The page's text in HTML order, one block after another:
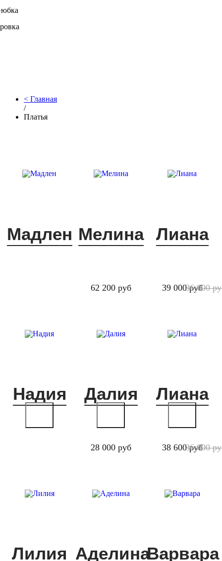
Главная
/
Платья
Мадлен
62 200 руб
Мелина
39 000 руб
Лиана
36 000
Надия
28 000 руб
Далия
38 600 руб
Лиана
36 000
Лилия АделинаВарвара